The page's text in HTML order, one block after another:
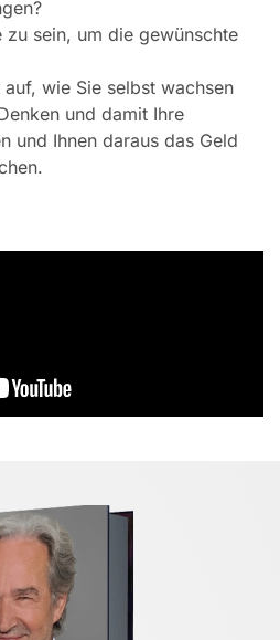
zu sein, um die gewünschte
wie Sie selbst wachsen
und damit Ihre
und Ihnen daraus das Geld